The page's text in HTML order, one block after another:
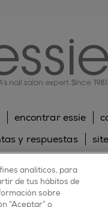
encontrar essie
y respuestas
de privacidad
analíticos, para
de tus hábitos de
sobre
“Aceptar” o